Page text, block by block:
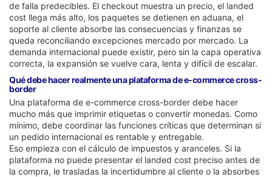
de falla predecibles. El checkout muestra un precio, el landed
cost llega más alto, los paquetes se detienen en aduana, el
soporte al cliente absorbe las consecuencias y finanzas se
queda reconciliando excepciones mercado por mercado. La
demanda internacional puede existir, pero sin la capa operativa
correcta, la expansión se vuelve cara, lenta y difícil de escalar.
Qué debe hacer realmente una plataforma de e-commerce cross-
border
Una plataforma de e-commerce cross-border debe hacer
mucho más que imprimir etiquetas o convertir monedas. Como
mínimo, debe coordinar las funciones críticas que determinan si
un pedido internacional es rentable y entregable.
Eso empieza con el cálculo de impuestos y aranceles. Si la
plataforma no puede presentar el landed cost preciso antes de
la compra, le trasladas la incertidumbre al cliente o la absorbes